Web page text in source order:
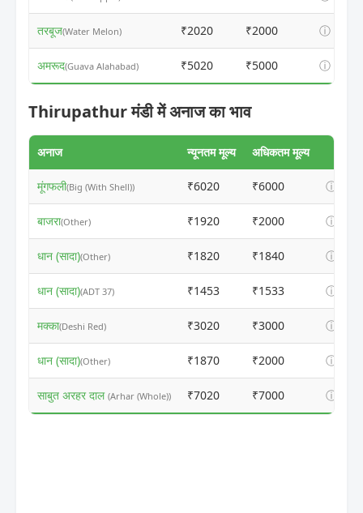
तरबूज(Water Melon) ₹2020 ₹2000 ⓘ
अमरूद(Guava Alahabad) ₹5020 ₹5000 ⓘ
Thirupathur मंडी में अनाज का भाव
अनाज न्यूनतम मूल्य अधिकतम मूल्य
मूंगफली(Big (With Shell)) ₹6020 ₹6000 ⓘ
बाजरा(Other) ₹1920 ₹2000 ⓘ
धान (सादा)(Other) ₹1820 ₹1840 ⓘ
धान (सादा)(ADT 37) ₹1453 ₹1533 ⓘ
मक्का(Deshi Red) ₹3020 ₹3000 ⓘ
धान (सादा)(Other) ₹1870 ₹2000 ⓘ
साबुत अरहर दाल (Arhar (Whole)) ₹7020 ₹7000 ⓘ